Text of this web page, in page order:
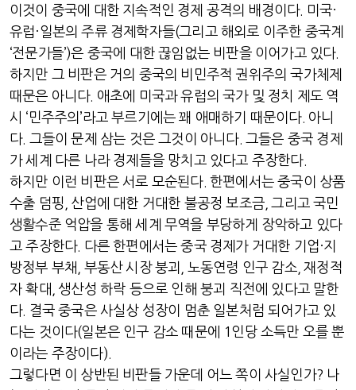
이것이 중국에 대한 지속적인 경제 공격의 배경이다. 미국·
유럽·일본의 주류 경제학자들(그리고 해외로 이주한 중국계
‘전문가들’)은 중국에 대한 끊임없는 비판을 이어가고 있다.
하지만 그 비판은 거의 중국의 비민주적 권위주의 국가체제
때문은 아니다. 애초에 미국과 유럽의 국가 및 정치 제도 역
시 ‘민주주의 ’라고 부르기에는 꽤 애매하기 때문이다. 아니
다. 그들이 문제 삼는 것은 그것이 아니다.그들은 중국 경제
가 세계 다른 나라 경제들을 망치고 있다고 주장한다.
하지만 이런 비판은 서로 모순된다.한편에서는 중국이 상품
수출 덤핑 산업에 대한 거대한 불공정 보조금 ,그리고 국민
생활수준 억압을 통해 세계 무역을 부당하게 장악하고 있다
고 주장한다. 다른 한편에서는 중국 경제가 거대한 기업·지
방정부 부채
부동산 시장 붕괴 노동연령 인구 감소,재정적
자 확대
생산성 하락 등으로 인해 붕괴 직전에 있다고 말한
다. 결국 중국은 사실상 성장이 멈춘 일본처럼 되어가고 있
다는 것이다(일본은 인구 감소 때문에 1 인당 소득만 오를 뿐
이라는 주장이다).
그렇다면 이 상반된 비판들 가운데 어느 쪽이 사실인가? 나